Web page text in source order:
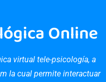
Online
virtual tele-psicología, a
la cual permite interactuar